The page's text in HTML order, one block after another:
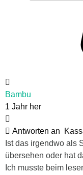
Bambu
1 Jahr her
Antworten an
Ist das irgendwo als
übersehen oder hat
Ich musste beim